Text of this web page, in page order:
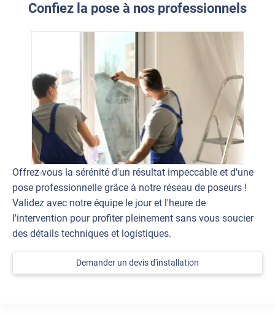
Confiez la pose à nos professionnels
Offrez-vous la sérénité d'un résultat impeccable et d'une
pose professionnelle grâce à notre réseau de poseurs !
Validez avec notre équipe le jour et l'heure de
l'intervention pour profiter pleinement sans vous soucier
des détails techniques et logistiques.
Demander un devis d'installation